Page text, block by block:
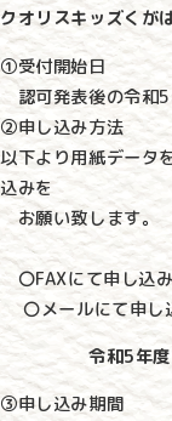
クオリスキッズく
①受付開始日
認可発表後の令和5
②申し込み方法
以下より用紙データ
込みを
お願い致します。
〇FAXにて申し
〇メールにて申し
令和5年
③申し込み期間